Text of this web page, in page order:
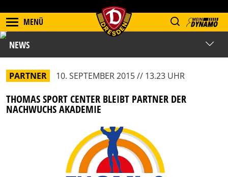
MENÜ
NEWS
PARTNER 10. SEPTEMBER 2015 // 13.23 UHR
THOMAS SPORT CENTER BLEIBT PARTNER DER
NACHWUCHS AKADEMIE